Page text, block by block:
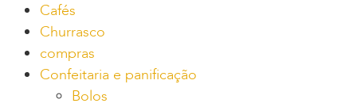
Cafés
Churrasco
compras
Confeitaria e panificação
Bolos